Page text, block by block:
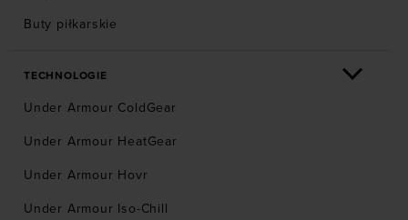
Buty piłkarskie
TECHNOLOGIE
Under Armour ColdGear
Under Armour HeatGear
Under Armour Hovr
Under Armour Iso-Chill